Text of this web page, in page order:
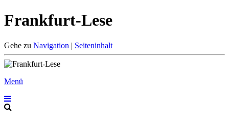
Frankfurt-Lese
Gehe zu Navigation | Seiteninhalt
Menü